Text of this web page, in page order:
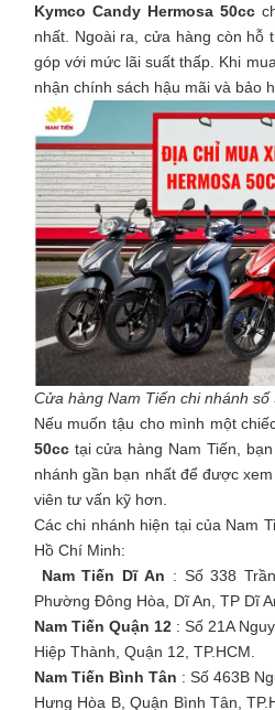
Kymco Candy Hermosa 50cc
nhất. Ngoài ra, cửa hàng còn hỗ
góp với mức lãi suất thấp. Khi
nhận chính sách hậu mãi và bảo
Cửa hàng Nam Tiến chi nhánh số
Nếu muốn tậu cho mình một
50cc tại cửa hàng Nam Tiến,
nhánh gần bạn nhất để được
viên tư vấn kỹ hơn.
Các chi nhánh hiện tại của Nam
Hồ Chí Minh:
Nam Tiến Dĩ An : Số 338
Phường Đông Hòa, Dĩ An, TP Dĩ
Nam Tiến Quận 12: Số 21A
Hiệp Thành, Quận 12, TP.HCM.
Nam Tiến Bình Tân : Số 463B
Hưng Hòa B, Quận Bình Tân,